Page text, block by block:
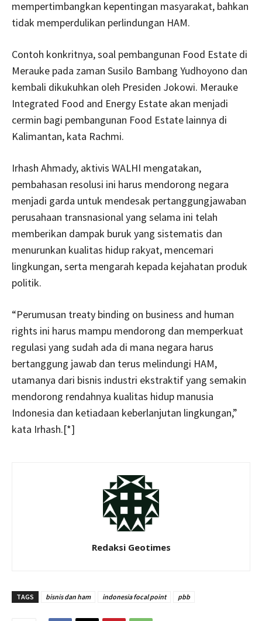
mempertimbangkan kepentingan masyarakat, bahkan
tidak memperdulikan perlindungan HAM.
Contoh konkritnya, soal pembangunan Food Estate di
Merauke pada zaman Susilo Bambang Yudhoyono dan
kembali dikukuhkan oleh Presiden Jokowi. Merauke
Integrated Food and Energy Estate akan menjadi
cermin bagi pembangunan Food Estate lainnya di
Kalimantan, kata Rachmi.
Irhash Ahmady, aktivis WALHI mengatakan,
pembahasan resolusi ini harus mendorong negara
menjadi garda untuk mendesak pertanggungjawaban
perusahaan transnasional yang selama ini telah
memberikan dampak buruk yang sistematis dan
menurunkan kualitas hidup rakyat, mencemari
lingkungan, serta mengarah kepada kejahatan produk
politik.
“Perumusan treaty binding on business and human
rights ini harus mampu mendorong dan memperkuat
regulasi yang sudah ada di mana negara harus
bertanggung jawab dan terus melindungi HAM,
utamanya dari bisnis industri ekstraktif yang semakin
mendorong rendahnya kualitas hidup manusia
Indonesia dan ketiadaan keberlanjutan lingkungan,”
kata Irhash.[*]
Redaksi Geotimes
TAGS bisnis dan ham indonesia focal point pbb